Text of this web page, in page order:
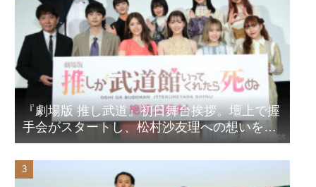
『劇場版 推し武道』初日舞台挨拶。壇上で握
手会がスタートし、松村沙友理への想いをア
ピール！？